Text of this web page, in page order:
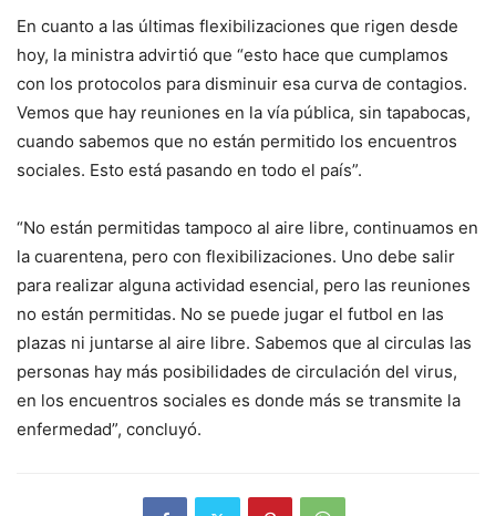
En cuanto a las últimas flexibilizaciones que rigen desde
hoy, la ministra advirtió que “esto hace que cumplamos
con los protocolos para disminuir esa curva de contagios.
Vemos que hay reuniones en la vía pública, sin tapabocas,
cuando sabemos que no están permitido los encuentros
sociales. Esto está pasando en todo el país”.
“No están permitidas tampoco al aire libre, continuamos en
la cuarentena, pero con flexibilizaciones. Uno debe salir
para realizar alguna actividad esencial, pero las reuniones
no están permitidas. No se puede jugar el futbol en las
plazas ni juntarse al aire libre. Sabemos que al circulas las
personas hay más posibilidades de circulación del virus,
en los encuentros sociales es donde más se transmite la
enfermedad”, concluyó.